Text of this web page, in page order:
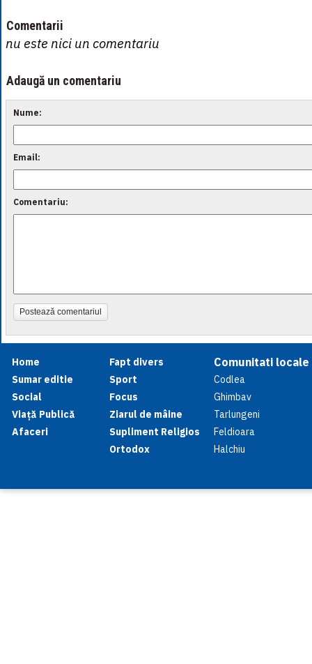
Comentarii
nu este nici un comentariu
Adaugă un comentariu
Nume:
Email:
Comentariu:
Postează comentariul
Home
Sumar editie
Social
Viață Publică
Afaceri
Fapt divers
Sport
Focus
Ziarul de mâine
Supliment Religios
Ortodox
Comunitati locale
Codlea
Ghimbav
Tarlungeni
Feldioara
Halchiu